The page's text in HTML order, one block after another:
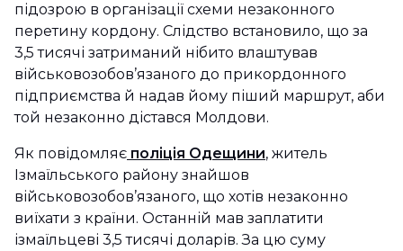
підозрою в організації схеми незаконного
перетину кордону. Слідство встановило, що за
3,5 тисячі затриманий нібито влаштував
військовозобов’язаного до прикордонного
підприємства й надав йому піший маршрут, аби
той незаконно дістався Молдови.
Як повідомляє поліція Одещини, житель
Ізмаїльського району знайшов
військовозобов’язаного, що хотів незаконно
виїхати з країни. Останній мав заплатити
ізмаїльцеві 3,5 тисячі доларів. За цю суму